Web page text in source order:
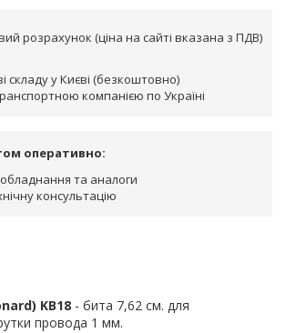
розрахунок (ціна на сайті вказана з ПДВ)
складу у Києві (безкоштовно)
компанією по Україні
оперативно:
та аналоги
консультацію
KB18 - бита 7,62 см. для
провода 1 мм.